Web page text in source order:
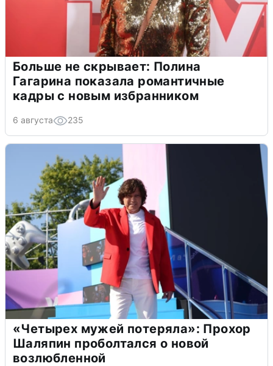
Больше не скрывает: Полина
Гагарина показала романтичные
кадры с новым избранником
6 августа 235
«Четырех мужей потеряла»: Прохор
Шаляпин проболтался о новой
возлюбленной